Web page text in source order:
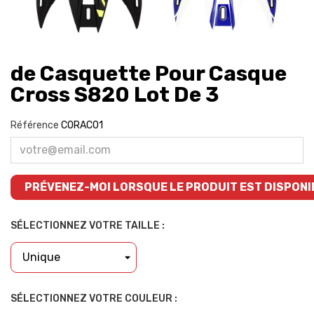
de Casquette Pour Casque
Cross S820 Lot De 3
Référence CORAC01
PRÉVENEZ-MOI LORSQUE LE PRODUIT EST
SÉLECTIONNEZ VOTRE TAILLE :
SÉLECTIONNEZ VOTRE COULEUR :